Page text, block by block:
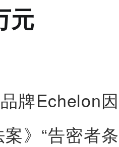
元
牌Echelon因
》“告密者条